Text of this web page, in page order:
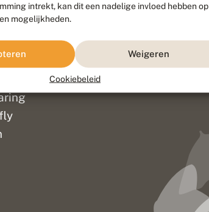
intrekt, kan dit een nadelige invloed hebben op
mogelijkheden.
Weigeren
Cookiebeleid
Go2People, ontworpen door